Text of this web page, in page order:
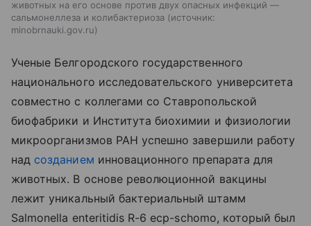
животных на его основе против двух опасных инфекций —
сальмонеллеза и колибактериоза
источник:
minobrnauki.gov.ru
Ученые Белгородского государственного
национального исследовательского университета
совместно с коллегами со Ставропольской
биофабрики и Института биохимии и физиологии
микроорганизмов РАН успешно завершили работу
над созданием инновационного препарата для
животных. В основе революционной вакцины
лежит уникальный бактериальный штамм
Salmonella enteritidis R-6 ecp-schomo, который был